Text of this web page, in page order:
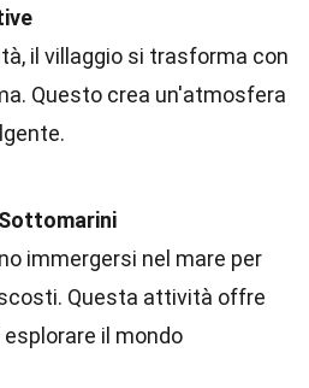
il villaggio si trasforma con
Questo crea un'atmosfera
immergersi nel mare per
Questa attività offre
il mondo